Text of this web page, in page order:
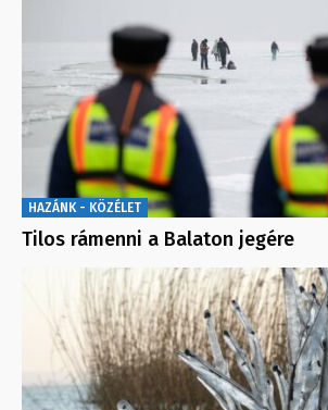
HAZÁNK - KÖZÉLET
Tilos rámenni a Balaton jegére